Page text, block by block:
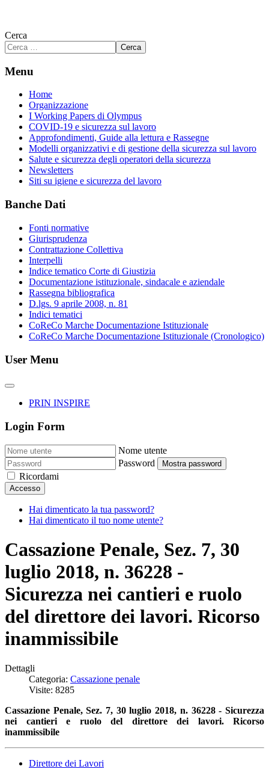
Cerca
Cerca
Menu
Home
Organizzazione
I Working Papers di Olympus
COVID-19 e sicurezza sul lavoro
Approfondimenti, Guide alla lettura e Rassegne
Modelli organizzativi e di gestione della sicurezza sul lavoro
Salute e sicurezza degli operatori della sicurezza
Newsletters
Siti su igiene e sicurezza del lavoro
Banche Dati
Fonti normative
Giurisprudenza
Contrattazione Collettiva
Interpelli
Indice tematico Corte di Giustizia
Documentazione istituzionale, sindacale e aziendale
Rassegna bibliografica
D.lgs. 9 aprile 2008, n. 81
Indici tematici
CoReCo Marche Documentazione Istituzionale
CoReCo Marche Documentazione Istituzionale (Cronologico)
User Menu
PRIN INSPIRE
Login Form
Nome utente
Password
Mostra password
Ricordami
Accesso
Hai dimenticato la tua password?
Hai dimenticato il tuo nome utente?
Cassazione Penale, Sez. 7, 30
luglio 2018, n. 36228 -
Sicurezza nei cantieri e ruolo
del direttore dei lavori. Ricorso
inammissibile
Dettagli
Categoria: Cassazione penale
Visite: 8285
Cassazione Penale, Sez. 7, 30 luglio 2018, n. 36228 - Sicurezza
nei cantieri e ruolo del direttore dei lavori. Ricorso
inammissibile
Direttore dei Lavori